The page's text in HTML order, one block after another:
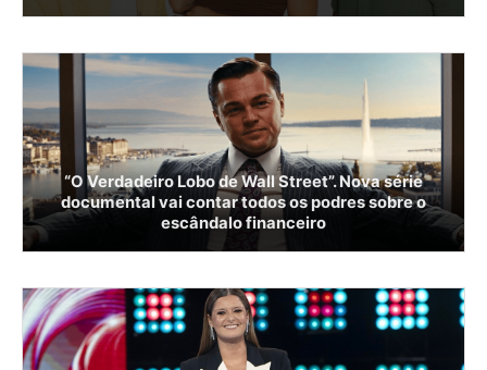
“O Verdadeiro Lobo de Wall Street”. Nova série
documental vai contar todos os podres sobre o
escândalo financeiro